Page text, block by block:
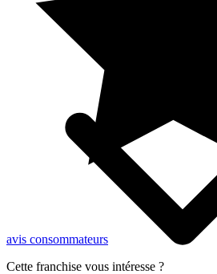
avis consommateurs
Cette franchise vous intéresse ?